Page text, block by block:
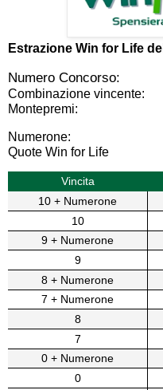
Estrazione Win for Life del
Numero Concorso:
Combinazione vincente:
Montepremi:
Numerone:
Quote Win for Life
Vincita
10 + Numerone
10
9 + Numerone
9
8 + Numerone
7 + Numerone
8
7
0 + Numerone
0